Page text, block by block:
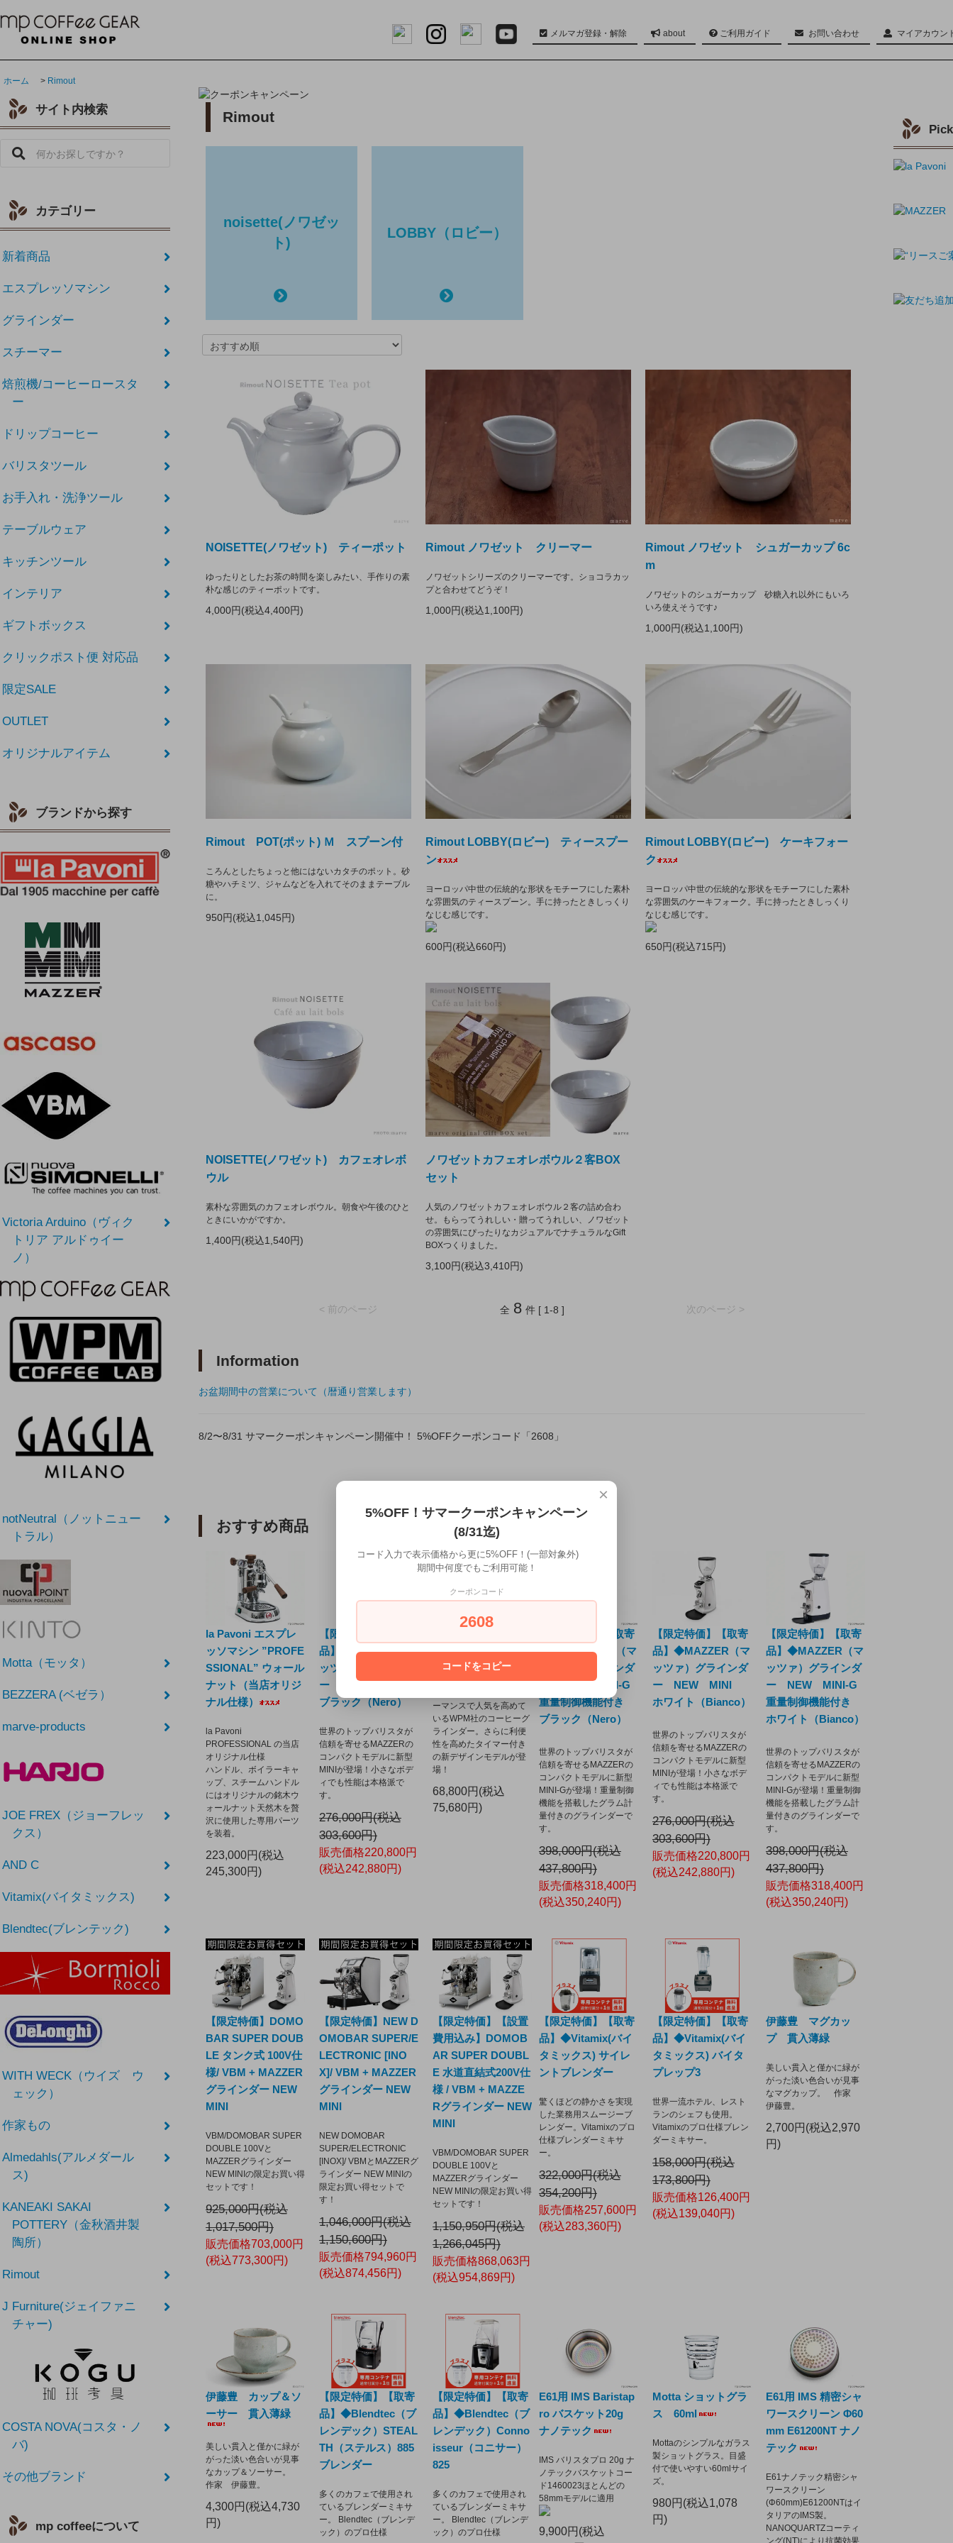
メルマガ登録・解除 about ご利用ガイド お問い合わせ マイアカウン
ホーム > Rimout
サイト内検索
カテゴリー
新着商品
エスプレッソマシン
グラインダー
スチーマー
焙煎機/コーヒーロースタ
ー
ドリップコーヒー
バリスタツール
お手入れ・洗浄ツール
テーブルウェア
キッチンツール
インテリア
ギフトボックス
クリックポスト便 対応品
限定SALE
OUTLET
オリジナルアイテム
ブランドから探す
Victoria Arduino（ヴィク
トリア アルドゥイー
ノ）
notNeutral（ノットニュー
トラル）
Motta（モッタ）
BEZZERA (ベゼラ）
marve-products
JOE FREX（ジョーフレッ
クス）
AND C
Vitamix(バイタミックス)
Blendtec(ブレンテック)
WITH WECK（ウイズ ウ
ェック）
作家もの
Almedahls(アルメダール
ス)
KANEAKI SAKAI
POTTERY（金秋酒井製
陶所）
Rimout
J Furniture(ジェイファニ
チャー)
COSTA NOVA(コスタ・ノ
バ)
その他ブランド
mp coffeeについて
Rimout
noisette(ノワゼッ
ト)
LOBBY（ロビー）
NOISETTE(ノワゼット) ティーポット
ゆったりとしたお茶の時間を楽しみたい、手作りの素
朴な感じのティーポットです。
4,000円(税込4,400円)
Rimout ノワゼット クリーマー
ノワゼットシリーズのクリーマーです。ショコラカッ
プと合わせてどうぞ！
1,000円(税込1,100円)
Rimout ノワゼット シュガーカップ 6c
m
ノワゼットのシュガーカップ 砂糖入れ以外にもいろ
いろ使えそうです♪
1,000円(税込1,100円)
Rimout POT(ポット) Ｍ スプーン付
ころんとしたちょっと他にはないカタチのポット。砂
糖やハチミツ、ジャムなどを入れてそのままテーブル
に。
950円(税込1,045円)
Rimout LOBBY(ロビー) ティースプー
ン
ヨーロッパ中世の伝統的な形状をモチーフにした素朴
な雰囲気のティースプーン。手に持ったときしっくり
なじむ感じです。
600円(税込660円)
Rimout LOBBY(ロビー) ケーキフォー
ク
ヨーロッパ中世の伝統的な形状をモチーフにした素朴
な雰囲気のケーキフォーク。手に持ったときしっくり
なじむ感じです。
650円(税込715円)
NOISETTE(ノワゼット) カフェオレボ
ウル
素朴な雰囲気のカフェオレボウル。朝食や午後のひと
ときにいかがですか。
1,400円(税込1,540円)
ノワゼットカフェオレボウル２客BOX
セット
人気のノワゼットカフェオレボウル２客の詰め合わ
せ。もらってうれしい・贈ってうれしい、ノワゼット
の雰囲気にぴったりなカジュアルでナチュラルなGift
BOXつくりました。
3,100円(税込3,410円)
< 前のページ 次のページ >
全 8 件 [ 1-8 ]
Information
お盆期間中の営業について（暦通り営業します）
8/2〜8/31 サマークーポンキャンペーン開催中！ 5%OFFクーポンコード「2608」
おすすめ商品
la Pavoni エスプレ
ッソマシン ”PROFE
SSIONAL” ウォール
ナット（当店オリジ
ナル仕様）
la Pavoni
PROFESSIONAL の当店
オリジナル仕様
ハンドル、ボイラーキャ
ップ、スチームハンドル
にはオリジナルの銘木ウ
ォールナット天然木を贅
沢に使用した専用パーツ
を装着。
223,000円(税込
245,300円)
【限定特価】【取寄
品】◆MAZZER（マ
ッツァ）グラインダ
ー NEW MINI
ブラック（Nero）
世界のトップバリスタが
信頼を寄せるMAZZERの
コンパクトモデルに新型
MINIが登場！小さなボデ
ィでも性能は本格派で
す。
276,000円(税込
303,600円)
販売価格220,800円
(税込242,880円)
インダー ZD-17OD
その美しいデザイン性と
ーマンスで人気を高めて
いるWPM社のコーヒーグ
ラインダー。さらに利便
性を高めたタイマー付き
の新デザインモデルが登
場！
68,800円(税込
75,680円)
【限定特価】【取寄
品】◆MAZZER（マ
ッツァ）グラインダ
ー NEW MINI-G
重量制御機能付き
ブラック（Nero）
世界のトップバリスタが
信頼を寄せるMAZZERの
コンパクトモデルに新型
MINI-Gが登場！重量制御
機能を搭載したグラム計
量付きのグラインダーで
す。
398,000円(税込
437,800円)
販売価格318,400円
(税込350,240円)
【限定特価】【取寄
品】◆MAZZER（マ
ッツァ）グラインダ
ー NEW MINI
ホワイト（Bianco）
世界のトップバリスタが
信頼を寄せるMAZZERの
コンパクトモデルに新型
MINIが登場！小さなボデ
ィでも性能は本格派で
す。
276,000円(税込
303,600円)
販売価格220,800円
(税込242,880円)
【限定特価】【取寄
品】◆MAZZER（マ
ッツァ）グラインダ
ー NEW MINI-G
重量制御機能付き
ホワイト（Bianco）
世界のトップバリスタが
信頼を寄せるMAZZERの
コンパクトモデルに新型
MINI-Gが登場！重量制御
機能を搭載したグラム計
量付きのグラインダーで
す。
398,000円(税込
437,800円)
販売価格318,400円
(税込350,240円)
【限定特価】DOMO
BAR SUPER DOUB
LE タンク式 100V仕
様/ VBM + MAZZER
グラインダー NEW
MINI
VBM/DOMOBAR SUPER
DOUBLE 100Vと
MAZZERグラインダー
NEW MINIの限定お買い得
セットです！
925,000円(税込
1,017,500円)
販売価格703,000円
(税込773,300円)
【限定特価】NEW D
OMOBAR SUPER/E
LECTRONIC [INO
X]/ VBM + MAZZER
グラインダー NEW
MINI
NEW DOMOBAR
SUPER/ELECTRONIC
[INOX]/ VBMとMAZZERグ
ラインダー NEW MINIの
限定お買い得セットで
す！
1,046,000円(税込
1,150,600円)
販売価格794,960円
(税込874,456円)
【限定特価】【設置
費用込み】DOMOB
AR SUPER DOUBL
E 水道直結式200V仕
様 / VBM + MAZZE
Rグラインダー NEW
MINI
VBM/DOMOBAR SUPER
DOUBLE 100Vと
MAZZERグラインダー
NEW MINIの限定お買い得
セットです！
1,150,950円(税込
1,266,045円)
販売価格868,063円
(税込954,869円)
【限定特価】【取寄
品】◆Vitamix(バイ
タミックス) サイレ
ントブレンダー
驚くほどの静かさを実現
した業務用スムージーブ
レンダー。Vitamixのプロ
仕様ブレンダーミキサ
ー。
322,000円(税込
354,200円)
販売価格257,600円
(税込283,360円)
【限定特価】【取寄
品】◆Vitamix(バイ
タミックス) バイタ
プレップ3
世界一流ホテル、レスト
ランのシェフも使用。
Vitamixのプロ仕様ブレン
ダーミキサー。
158,000円(税込
173,800円)
販売価格126,400円
(税込139,040円)
伊藤豊 マグカッ
プ 貫入薄緑
美しい貫入と僅かに緑が
がった淡い色合いが見事
なマグカップ。 作家
伊藤豊。
2,700円(税込2,970
円)
伊藤豊 カップ＆ソ
ーサー 貫入薄緑
美しい貫入と僅かに緑が
がった淡い色合いが見事
なカップ＆ソーサー。
作家 伊藤豊。
4,300円(税込4,730
円)
【限定特価】【取寄
品】◆Blendtec（ブ
レンデック）STEAL
TH（ステルス）885
ブレンダー
多くのカフェで使用され
ているブレンダーミキサ
ー。 Blendtec（ブレンデ
ック）のプロ仕様
【限定特価】【取寄
品】◆Blendtec（ブ
レンデック）Conno
isseur（コニサー）
825
多くのカフェで使用され
ているブレンダーミキサ
ー。 Blendtec（ブレンデ
ック）のプロ仕様
E61用 IMS Baristap
ro バスケット20g
ナノテック
IMS バリスタプロ 20g ナ
ノテックバスケットコー
ド1460023ほとんどの
58mmモデルに適用
9,900円(税込
Motta ショットグラ
ス 60ml
Mottaのシンプルなガラス
製ショットグラス。目盛
付で使いやすい60mlサイ
ズ。
980円(税込1,078
円)
E61用 IMS 精密シャ
ワースクリーン Φ60
mm E61200NT ナノ
テック
E61ナノテック精密シャ
ワースクリーン
(Φ60mm)E61200NTはイ
タリアのIMS製。
NANOQUARTZコーティ
ング(NT)により抗菌効果
×
5%OFF！サマークーポンキャンペーン
(8/31迄)
コード入力で表示価格から更に5%OFF！(一部対象外)
期間中何度でもご利用可能！
クーポンコード
2608
コードをコピー